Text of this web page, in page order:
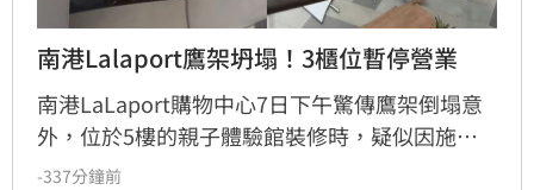
南港Lalaport鷹架坍塌！3櫃位暫停營業
南港LaLaport購物中心7日下午驚傳鷹架倒塌意
外，位於5樓的親子體驗館裝修時，疑似因施工
未固定妥當，導致鷹架與天花板崩落，現場粉塵
-337分鐘前